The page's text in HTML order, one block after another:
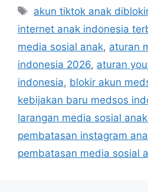
e
g
o
r
e
s
T
s
akun tiktok anak
internet anak indonesia
media sosial anak, aturan
indonesia 2026, aturan
indonesia, blokir akun
kebijakan baru medsos
larangan media sosial
pembatasan instagram
pembatasan media sosial